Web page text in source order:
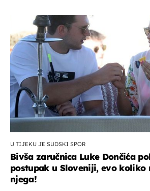
U TIJEKU JE SUDSKI SPOR
Bivša zaručnica Luke Dončića
postupak u Sloveniji, evo koliko
njega!